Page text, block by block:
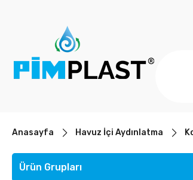
Anasayfa Havuz İçi Aydınlatma
Ürün Grupları